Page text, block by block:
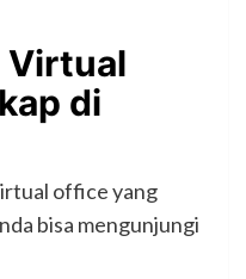
Virtual
di
office yang
bisa mengunjungi